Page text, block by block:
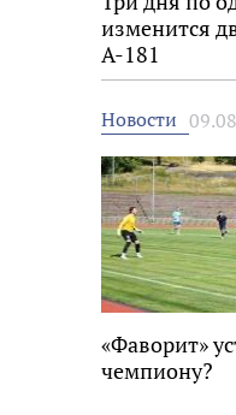
изменится
А-181
Новости
«Фаворит»
чемпиону?